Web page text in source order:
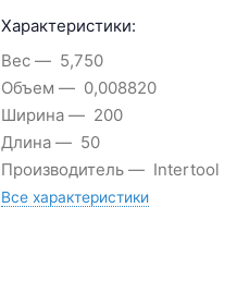
Характеристики:
Вес
5,750
Объем
0,008820
Ширина
200
Длина
50
Производитель
Intertool
Все характеристики